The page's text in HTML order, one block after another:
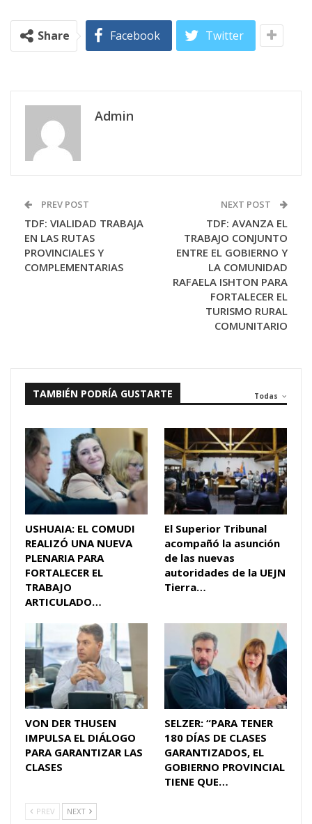
Share Facebook Twitter
Admin
PREV POST
TDF: VIALIDAD TRABAJA
EN LAS RUTAS
PROVINCIALES Y
COMPLEMENTARIAS
NEXT POST
TDF: AVANZA EL
TRABAJO CONJUNTO
ENTRE EL GOBIERNO Y
LA COMUNIDAD
RAFAELA ISHTON PARA
FORTALECER EL
TURISMO RURAL
COMUNITARIO
Todas
TAMBIÉN PODRÍA GUSTARTE
USHUAIA: EL COMUDI
REALIZÓ UNA NUEVA
PLENARIA PARA
FORTALECER EL
TRABAJO
ARTICULADO…
El Superior Tribunal
acompañó la asunción
de las nuevas
autoridades de la UEJN
Tierra…
VON DER THUSEN
IMPULSA EL DIÁLOGO
PARA GARANTIZAR LAS
CLASES
SELZER: “PARA TENER
180 DÍAS DE CLASES
GARANTIZADOS, EL
GOBIERNO PROVINCIAL
TIENE QUE…
PREV NEXT